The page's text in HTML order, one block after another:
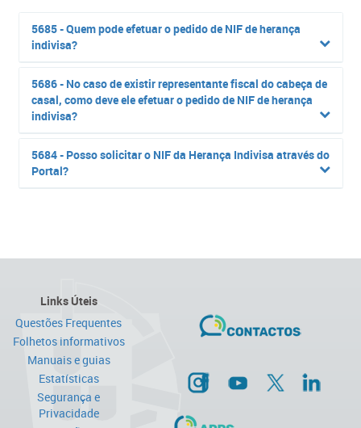
5685 - Quem pode efetuar o pedido de NIF de herança
indivisa?
5686 - No caso de existir representante fiscal do cabeça de
casal, como deve ele efetuar o pedido de NIF de herança
indivisa?
5684 - Posso solicitar o NIF da Herança Indivisa através do
Portal?
Links Úteis
Questões Frequentes
Folhetos informativos
Manuais e guias
Estatísticas
Segurança e
Privacidade